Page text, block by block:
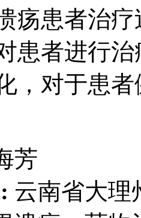
疡患者治
患者进行
，对于患
芳
云南省大理